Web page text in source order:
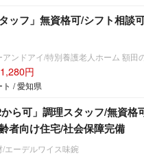
ッフ」無資格可/シフト相談
ンドアイ/特別養護老人ホーム 額田
円
/ 愛知県
から可」調理スタッフ/無資
者向け住宅/社会保障完備
エーデルワイス味鋺